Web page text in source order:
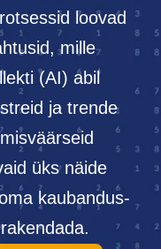
loovad
mille
(AI) abil
ja trende
üks näide
kaubandus-